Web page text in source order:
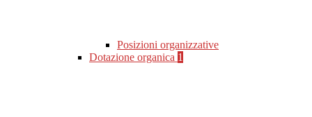
Posizioni organizzative
Dotazione organica 1